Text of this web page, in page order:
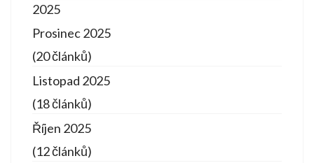
2025
Prosinec 2025
(20 článků)
Listopad 2025
(18 článků)
Říjen 2025
(12 článků)